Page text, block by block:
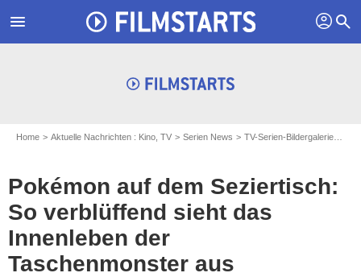
menu profil search
Home Aktuelle Nachrichten : Kino, TV Serien News TV-Serien-Bildergalerien
Pokémon auf dem Seziertisch:
So verblüffend sieht das
Innenleben der
Taschenmonster aus